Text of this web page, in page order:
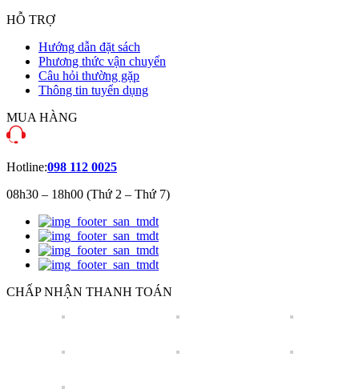
HỖ TRỢ
Hướng dẫn đặt sách
Phương thức vận chuyển
Câu hỏi thường gặp
Thông tin tuyển dụng
MUA HÀNG
Hotline:098 112 0025
08h30 – 18h00 (Thứ 2 – Thứ 7)
CHẤP NHẬN THANH TOÁN